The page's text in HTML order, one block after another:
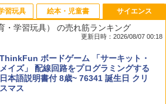
先生のためのGoogle AI完全攻略図鑑
￥-
習玩具
Amazon Fire HD 10 キッズモデル (10イ
ンチ) ピンク 対象年齢3歳から 数千点の
キッズコンテンツが1年間使い放題
絵本・児童書
タッチペンで音が聞ける!はじめてずかん
1000 英語つき ([バラエティ])
￥5,478
サイエンス
・学習玩具） の売れ筋ランキング
更新日時：2026/08/07 00:18
ThinkFun ボードゲーム 「サーキット・
メイズ」 配線回路をプログラミングする
日本語説明書付 8歳~ 76341 誕生日 クリ
スマス